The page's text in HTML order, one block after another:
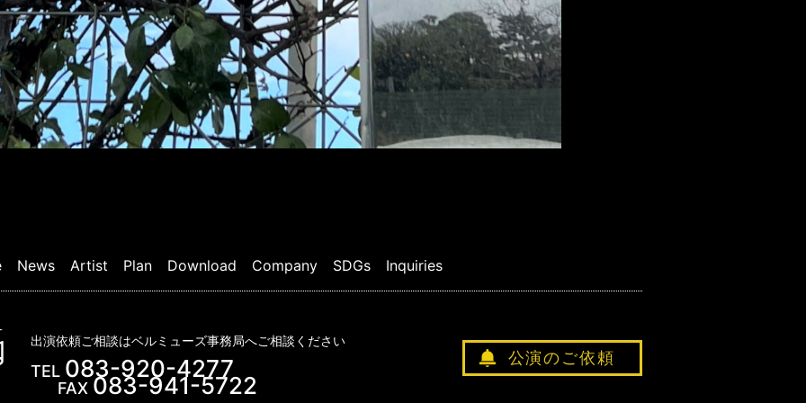
News Artist Plan Download Company SDGs Inquiries
出演依頼ご相談はベルミューズ事務局へご相談ください
TEL 083-920-4277
FAX 083-941-5722
公演のご依頼